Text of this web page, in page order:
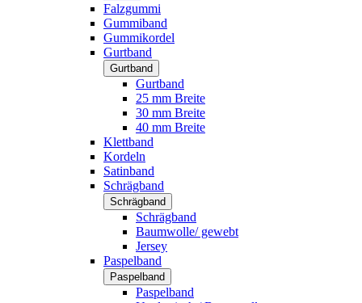
Falzgummi
Gummiband
Gummikordel
Gurtband
Gurtband
Gurtband
25 mm Breite
30 mm Breite
40 mm Breite
Klettband
Kordeln
Satinband
Schrägband
Schrägband
Schrägband
Baumwolle/ gewebt
Jersey
Paspelband
Paspelband
Paspelband